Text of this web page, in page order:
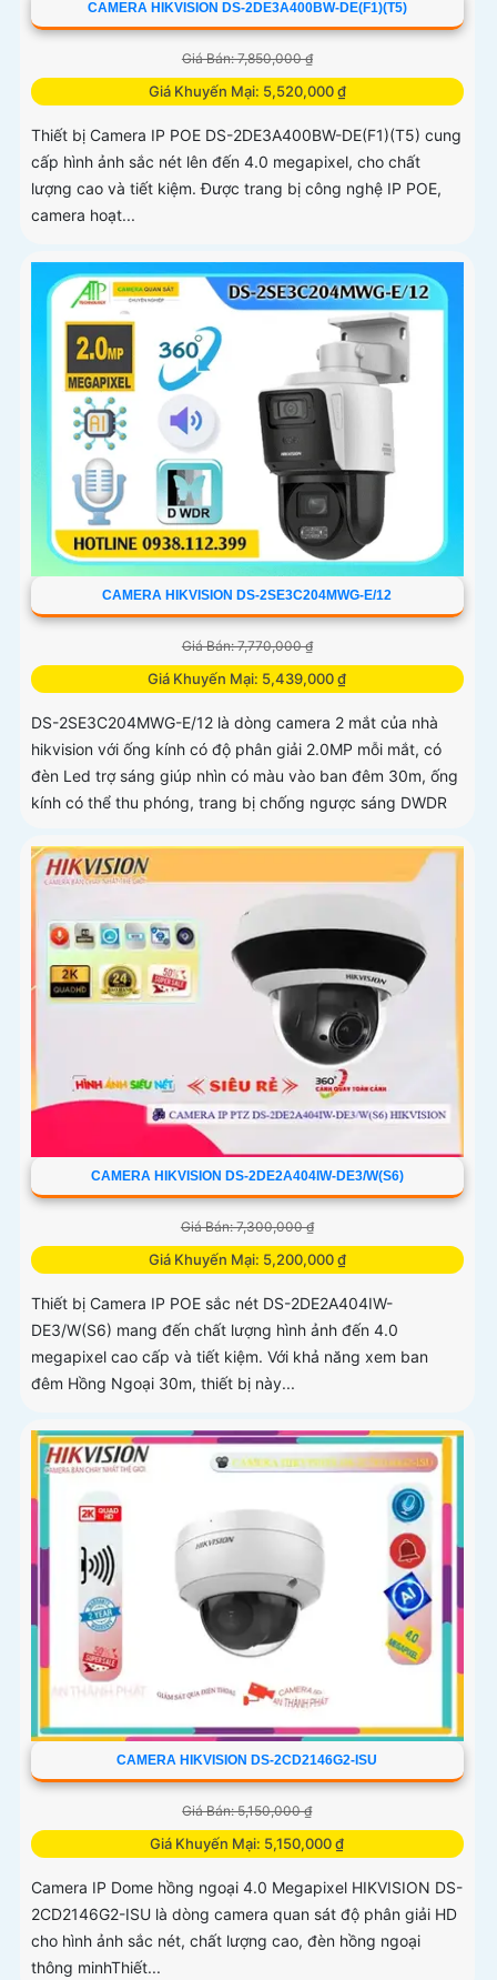
CAMERA HIKVISION DS-2DE3A400BW-DE(F1)(T5)
Giá Bán: 7,850,000 ₫
Giá Khuyến Mại: 5,520,000 ₫
Thiết bị Camera IP POE DS-2DE3A400BW-DE(F1)(T5) cung
cấp hình ảnh sắc nét lên đến 4.0 megapixel, cho chất
lượng cao và tiết kiệm. Được trang bị công nghệ IP POE,
camera hoạt...
CAMERA HIKVISION DS-2SE3C204MWG-E/12
Giá Bán: 7,770,000 ₫
Giá Khuyến Mại: 5,439,000 ₫
DS-2SE3C204MWG-E/12 là dòng camera 2 mắt của nhà
hikvision với ống kính có độ phân giải 2.0MP mỗi mắt, có
đèn Led trợ sáng giúp nhìn có màu vào ban đêm 30m, ống
kính có thể thu phóng, trang bị chống ngược sáng DWDR
CAMERA HIKVISION DS-2DE2A404IW-DE3/W(S6)
Giá Bán: 7,300,000 ₫
Giá Khuyến Mại: 5,200,000 ₫
Thiết bị Camera IP POE sắc nét DS-2DE2A404IW-
DE3/W(S6) mang đến chất lượng hình ảnh đến 4.0
megapixel cao cấp và tiết kiệm. Với khả năng xem ban
đêm Hồng Ngoại 30m, thiết bị này...
CAMERA HIKVISION DS-2CD2146G2-ISU
Giá Bán: 5,150,000 ₫
Giá Khuyến Mại: 5,150,000 ₫
Camera IP Dome hồng ngoại 4.0 Megapixel HIKVISION DS-
2CD2146G2-ISU là dòng camera quan sát độ phân giải HD
cho hình ảnh sắc nét, chất lượng cao, đèn hồng ngoại
thông minhThiết...